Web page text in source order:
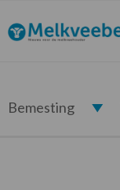
de
hoofdnavigatie
de
hoofd
de
eerste
de
voettekst
Melkveebedrijf.nl
Bemesting